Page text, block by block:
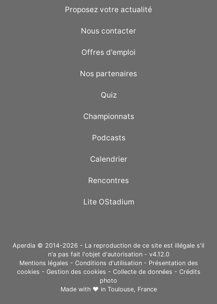
Proposez votre actualité
Nous contacter
Offres d'emploi
Nos partenaires
Quiz
Championnats
Podcasts
Calendrier
Rencontres
Lite OStadium
Aperdia © 2014-2026 - La reproduction de ce site est illégale s'il
n'a pas fait l'objet d'autorisation - v4.12.0
Mentions légales - Conditions d'utilisation- Présentation des
cookies - Gestion des cookies - Collecte de données - Crédits
photo
Made with ❤ in Toulouse, France